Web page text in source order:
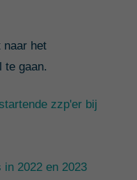
naar het
te gaan.
zzp'er bij
2022 en 2023